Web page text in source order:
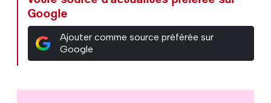
Google
Ajouter comme source préférée sur
Google